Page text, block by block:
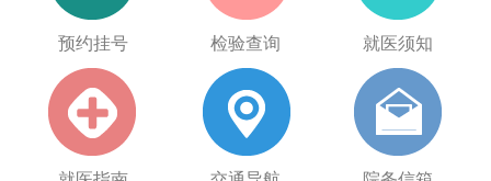
预约挂号 检验查询 就医须知